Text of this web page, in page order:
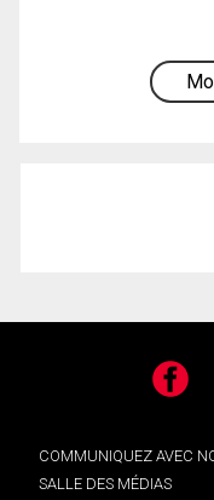
Facebook
COMMUNIQUEZ AVEC
SALLE DES MÉDIAS